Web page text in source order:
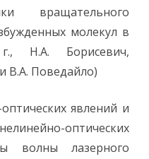
вращательного
молекул в
Н.А. Борисевич,
В.А. Поведайло)
явлений и
оптических
волны лазерного